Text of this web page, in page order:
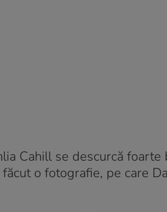
Cahill se descurcă foarte
o fotografie, pe care